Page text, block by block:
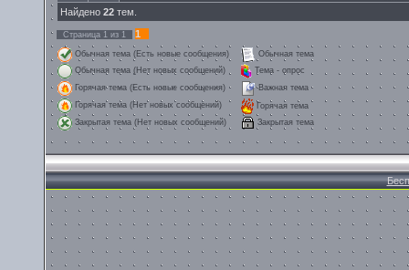
Найдено 22 тем.
Страница 1 из 1 1
Обычная тема (Есть новые сообщения)
Обычная тема
Обычная тема (Нет новых сообщений)
Тема - опрос
Горячая тема (Есть новые сообщения)
Важная тема
Горячая тема (Нет новых сообщений)
Горячая тема
Закрытая тема (Нет новых сообщений)
Закрытая тема